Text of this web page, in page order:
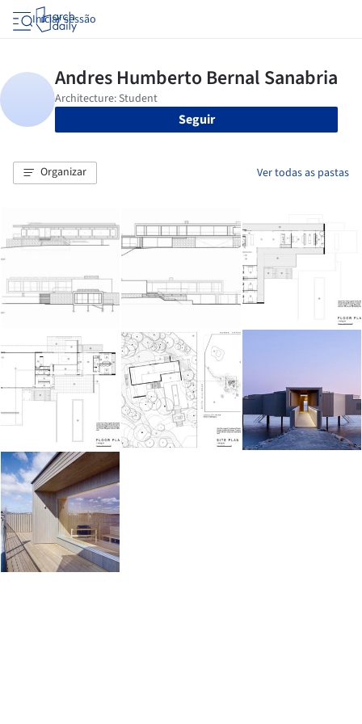
Iniciar sessão
Seguir
Organizar Ver todas as pastas